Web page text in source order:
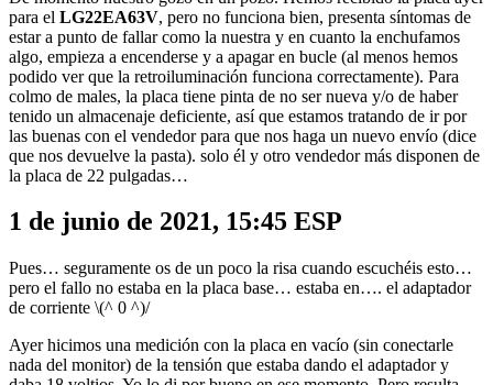
para el LG22EA63V, pero no funciona bien, presenta síntomas de
estar a punto de fallar como la nuestra y en cuanto la enchufamos
algo, empieza a encenderse y a apagar en bucle (al menos hemos
podido ver que la retroiluminación funciona correctamente). Para
colmo de males, la placa tiene pinta de no ser nueva y/o de haber
tenido un almacenaje deficiente, así que estamos tratando de ir por
las buenas con el vendedor para que nos haga un nuevo envío (dice
que nos devuelve la pasta). solo él y otro vendedor más disponen de
la placa de 22 pulgadas…
1 de junio de 2021, 15:45 ESP
Pues… seguramente os de un poco la risa cuando escuchéis esto…
pero el fallo no estaba en la placa base… estaba en…. el adaptador
de corriente \(^ 0 ^)/
Ayer hicimos una medición con la placa en vacío (sin conectarle
nada del monitor) de la tensión que estaba dando el adaptador y